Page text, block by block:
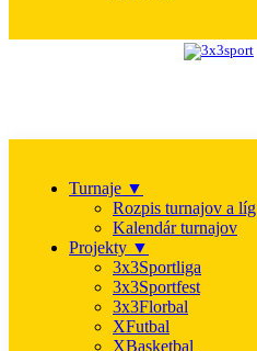
Turnaje ▼
Rozpis turnajov a líg
Kalendár turnajov
Projekty ▼
3x3Sportliga
3x3Sportfest
3x3Florbal
XFutbal
XBasketbal